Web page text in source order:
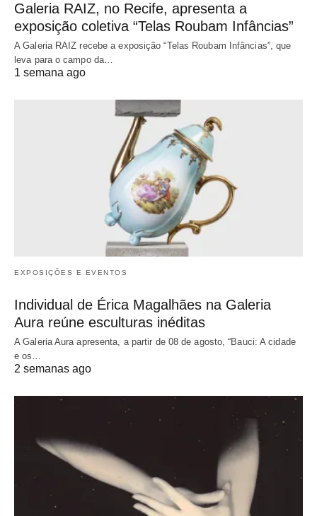
Galeria RAIZ, no Recife, apresenta a
exposição coletiva “Telas Roubam Infâncias”
A Galeria RAIZ recebe a exposição “Telas Roubam Infâncias”, que
leva para o campo da…
1 semana ago
EXPOSIÇÕES E EVENTOS
Individual de Érica Magalhães na Galeria
Aura reúne esculturas inéditas
A Galeria Aura apresenta, a partir de 08 de agosto, “Bauci: A cidade
e os…
2 semanas ago